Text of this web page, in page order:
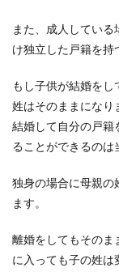
また、成人してい
け独立した戸籍を持
もし子供が結婚をし
姓はそのままになり
結婚して自分の戸籍
ることができるのは
独身の場合に母親の
ます。
離婚をしてもそのま
に入っても子の姓は